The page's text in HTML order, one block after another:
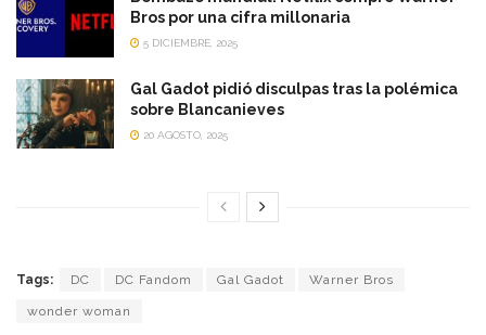
Bros por una cifra millonaria
5 DICIEMBRE, 2025
Gal Gadot pidió disculpas tras la polémica
sobre Blancanieves
20 AGOSTO, 2025
Tags: DC DC Fandom Gal Gadot Warner Bros
wonder woman